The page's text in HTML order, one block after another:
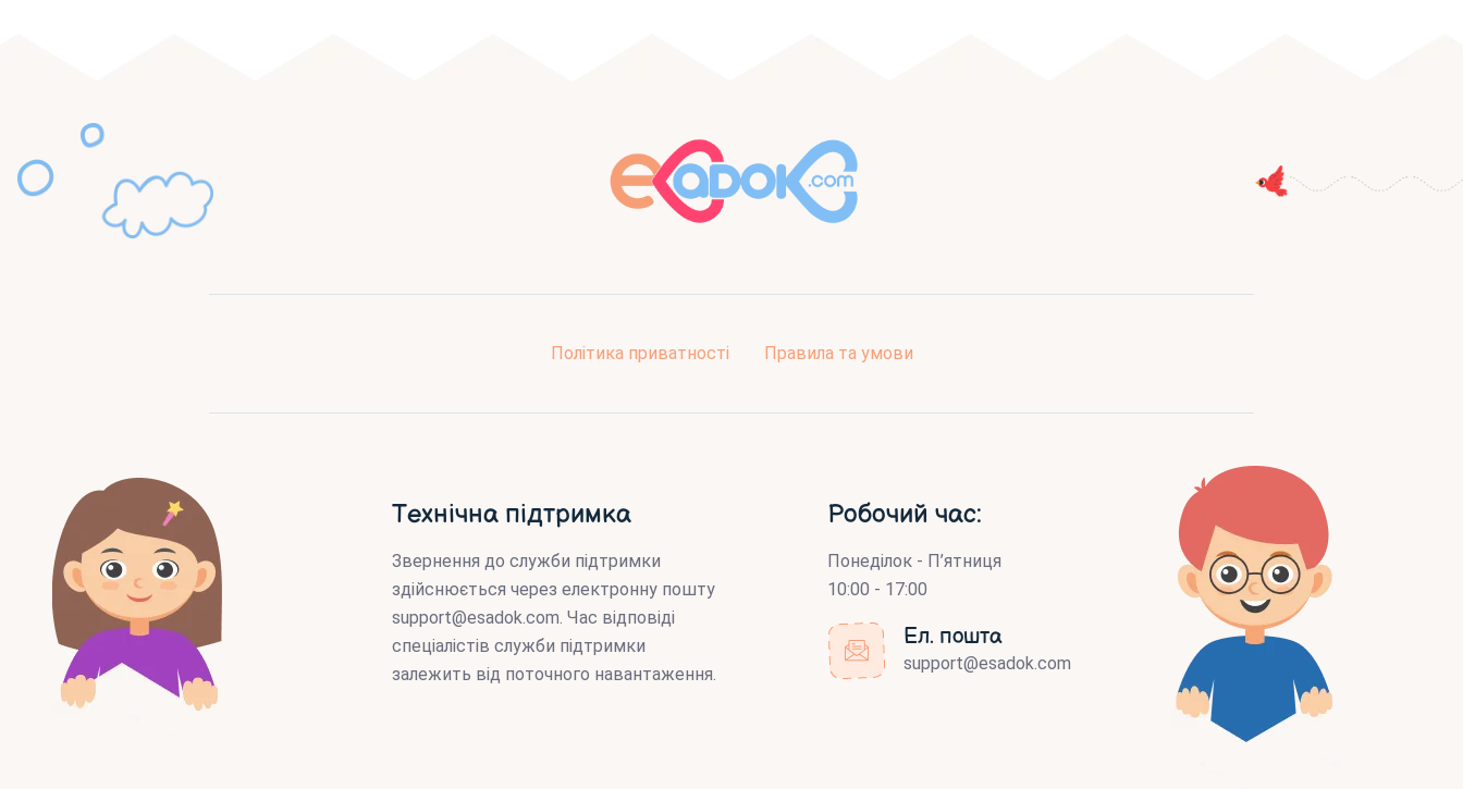
Політика приватності Правила та умови
Технічна підтримка
Звернення до служби підтримки
здійснюється через електронну пошту
support@esadok.com. Час відповіді
спеціалістів служби підтримки
залежить від поточного навантаження.
Робочий час:
Понеділок - П’ятниця
10:00 - 17:00
Ел. пошта
support@esadok.com